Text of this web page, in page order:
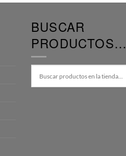
BUSCAR
PRODUCTOS…